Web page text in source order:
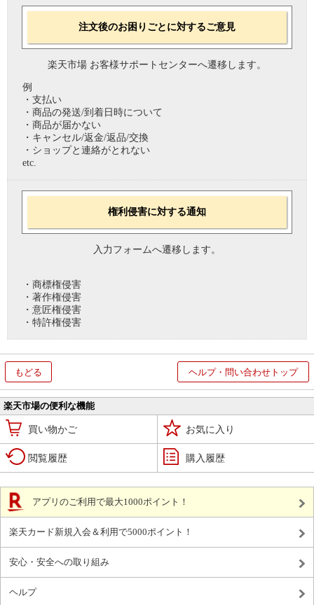
注文後のお困りごとに対するご意見
楽天市場 お客様サポートセンターへ遷移します。
例
・支払い
・商品の発送/到着日時について
・商品が届かない
・キャンセル/返金/返品/交換
・ショップと連絡がとれない
etc.
権利侵害に対する通知
入力フォームへ遷移します。
・商標権侵害
・著作権侵害
・意匠権侵害
・特許権侵害
もどる ヘルプ・問い合わせトップ
楽天市場の便利な機能
買い物かご お気に入り
閲覧履歴 購入履歴
アプリのご利用で最大1000ポイント！
楽天カード新規入会＆利用で5000ポイント！
安心・安全への取り組み
ヘルプ